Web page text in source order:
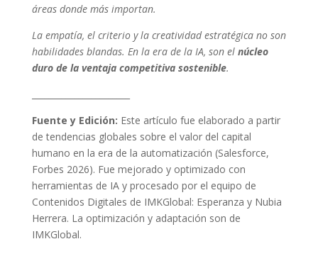
áreas donde más importan.
La empatía, el criterio y la creatividad estratégica no son
habilidades blandas. En la era de la IA, son el núcleo
duro de la ventaja competitiva sostenible.
Fuente y Edición: Este artículo fue elaborado a partir
de tendencias globales sobre el valor del capital
humano en la era de la automatización (Salesforce,
Forbes 2026). Fue mejorado y optimizado con
herramientas de IA y procesado por el equipo de
Contenidos Digitales de IMKGlobal: Esperanza y Nubia
Herrera. La optimización y adaptación son de
IMKGlobal.